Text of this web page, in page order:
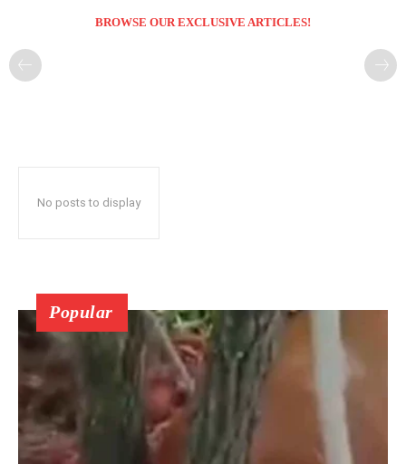
BROWSE OUR EXCLUSIVE ARTICLES!
No posts to display
Popular